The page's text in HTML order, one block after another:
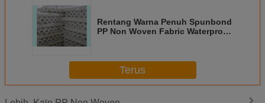
Rentang Warna Penuh Spunbond
PP Non Woven Fabric Waterproof
Terus